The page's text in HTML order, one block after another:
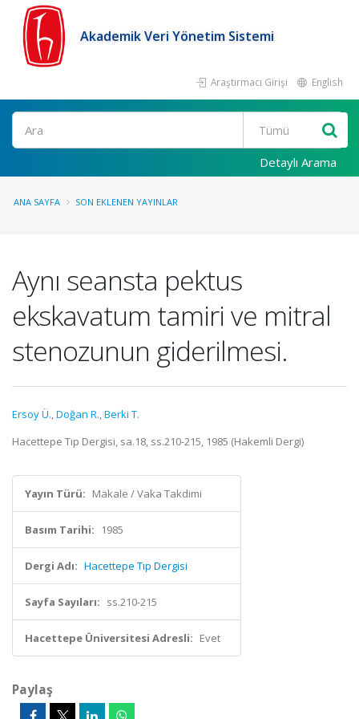
Akademik Veri Yönetim Sistemi
Araştırmacı Girişi English
Ara
Detaylı Arama
ANA SAYFA SON EKLENEN YAYINLAR
Aynı seansta pektus
ekskavatum tamiri ve mitral
stenozunun giderilmesi.
Ersoy Ü.,Doğan R.,Berki T.
Hacettepe Tıp Dergisi, sa.18, ss.210-215, 1985 (Hakemli Dergi)
Yayın Türü: Makale / Vaka Takdimi
Basım Tarihi: 1985
Dergi Adı: Hacettepe Tıp Dergisi
Sayfa Sayıları: ss.210-215
Hacettepe Üniversitesi Adresli: Evet
Paylaş